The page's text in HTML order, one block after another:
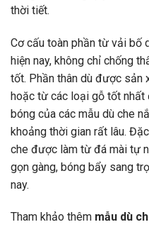
thời tiết.
Cơ cấu toàn phần từ vải bố
hiện nay, không chỉ chống
tốt. Phần thân dù được sản
hoặc từ các loại gỗ tốt
bóng của các mẫu dù che
khoảng thời gian rất lâu.
che được làm từ đá mài tự
gọn gàng, bóng bẩy sang
nay.
Tham khảo thêm mẫu dù